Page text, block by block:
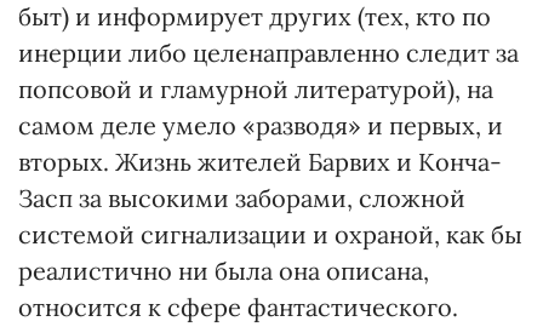
быт) и информирует других (тех, кто по
инерции либо целенаправленно следит за
попсовой и гламурной литературой), на
самом деле умело «разводя» и первых, и
вторых. Жизнь жителей Барвих и Конча-
Засп за высокими заборами, сложной
системой сигнализации и охраной, как бы
реалистично ни была она описана,
относится к сфере фантастического.